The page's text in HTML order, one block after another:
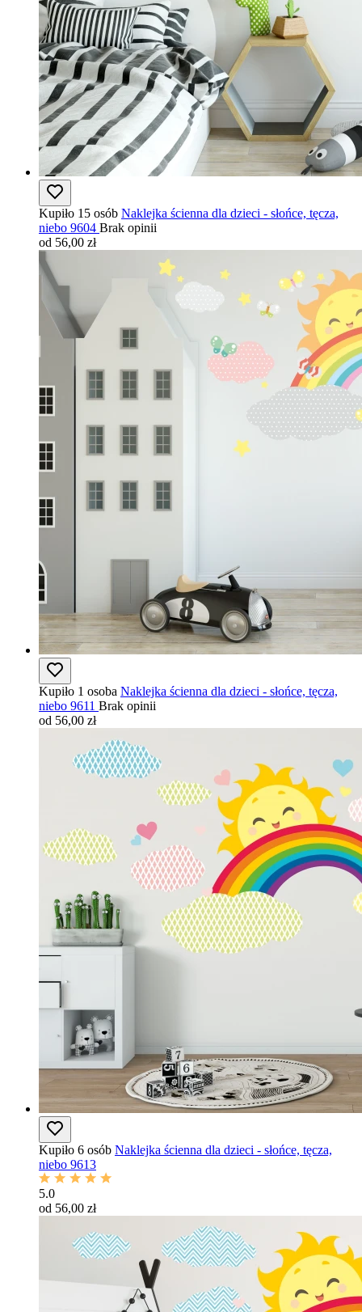
Kupiło 15 osób Naklejka ścienna dla dzieci - słońce, tęcza,
niebo 9604 Brak opinii
od 56,00 zł
Kupiło 1 osoba Naklejka ścienna dla dzieci - słońce, tęcza,
niebo 9611 Brak opinii
od 56,00 zł
Kupiło 6 osób Naklejka ścienna dla dzieci - słońce, tęcza,
niebo 9613
5.0
od 56,00 zł